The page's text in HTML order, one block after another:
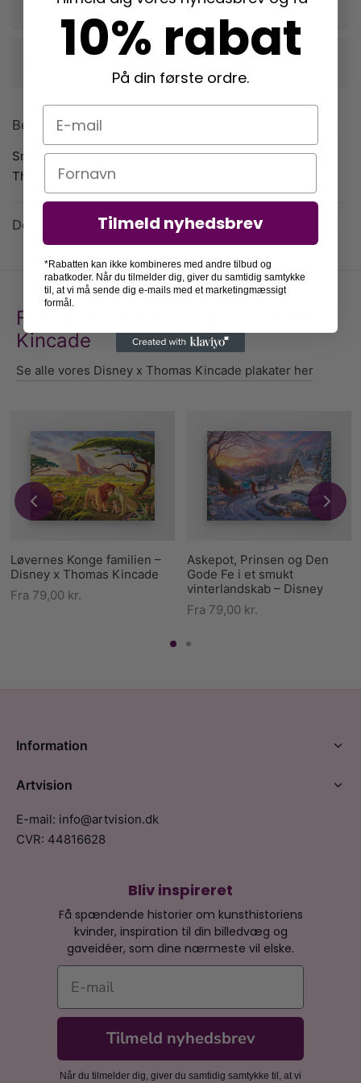
vi rammer din plakat ind, når du tilkøber en ramme
Langtidsholdbare rammer i egetræ
der beskytter dine plakater mange år frem
Beskrivelse
Smuk Skønheden og Udyret plakat skabt af kunstneren
Thomas Kincade i samarbejde med Disney.
Detaljer
Flere plakater af Disney x Thomas
Kincade
Se alle vores Disney x Thomas Kincade plakater her
Løvernes Konge familien –
Disney x Thomas Kincade
Fra 79,00 kr.
Askepot, Prinsen og Den
Gode Fe i et smukt
vinterlandskab – Disney
Fra 79,00 kr.
Bliv inspireret
Få spændende historier om kunsthistoriens
kvinder, inspiration til din billedvæg og
gaveidéer, som dine nærmeste vil elske.
E-mail
Tilmeld nyhedsbrev
Når du tilmelder dig, giver du samtidig samtykke til, at vi
Information
Artvision
E-mail: info@artvision.dk
CVR: 44816628
10% rabat
På din første ordre.
E-mail
Navn
Tilmeld nyhedsbrev
*Rabatten kan ikke kombineres med andre tilbud og
rabatkoder. Når du tilmelder dig, giver du samtidig samtykke
til, at vi må sende dig e-mails med et marketingmæssigt
formål.